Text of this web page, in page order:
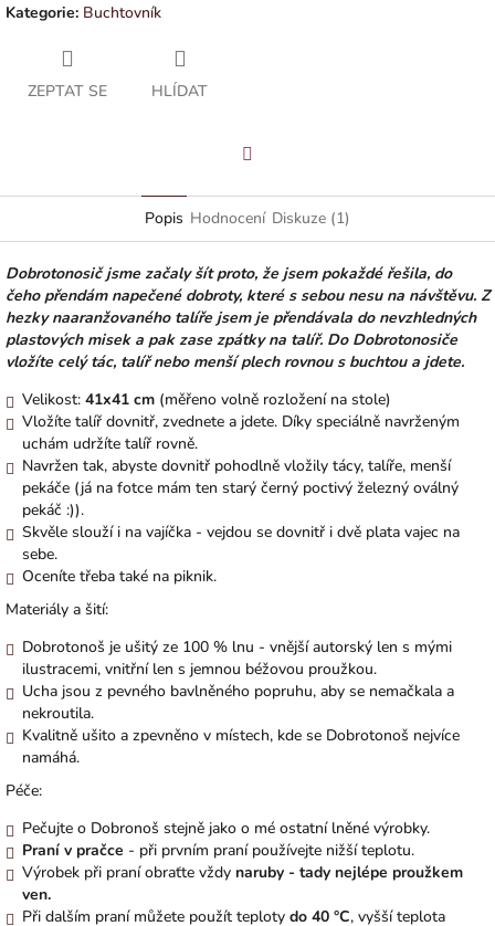
Kategorie: Buchtovník
ZEPTAT SE HLÍDAT
Popis Hodnocení Diskuze (1)
Dobrotonosič jsme začaly šít proto, že jsem pokaždé řešila, do
čeho přendám napečené dobroty, které s sebou nesu na návštěvu. Z
hezky naaranžovaného talíře jsem je přendávala do nevzhledných
plastových misek a pak zase zpátky na talíř. Do Dobrotonosiče
vložíte celý tác, talíř nebo menší plech rovnou s buchtou a jdete.
Velikost: 41x41 cm (měřeno volně rozložení na stole)
Vložíte talíř dovnitř, zvednete a jdete. Díky speciálně navrženým
uchám udržíte talíř rovně.
Navržen tak, abyste dovnitř pohodlně vložily tácy, talíře, menší
pekáče (já na fotce mám ten starý černý poctivý železný oválný
pekáč :)).
Skvěle slouží i na vajíčka - vejdou se dovnitř i dvě plata vajec na
sebe.
Oceníte třeba také na piknik.
Materiály a šití:
Dobrotonoš je ušitý ze 100 % lnu - vnější autorský len s mými
ilustracemi, vnitřní len s jemnou béžovou proužkou.
Ucha jsou z pevného bavlněného popruhu, aby se nemačkala a
nekroutila.
Kvalitně ušito a zpevněno v místech, kde se Dobrotonoš nejvíce
namáhá.
Péče:
Pečujte o Dobronoš stejně jako o mé ostatní lněné výrobky.
Praní v pračce - při prvním praní používejte nižší teplotu.
Výrobek při praní obraťte vždy naruby - tady nejlépe proužkem
ven.
Při dalším praní můžete použít teploty do 40 °C, vyšší teplota